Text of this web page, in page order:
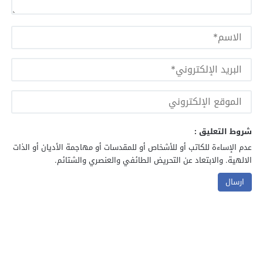
شروط التعليق :
عدم الإساءة للكاتب أو للأشخاص أو للمقدسات أو مهاجمة الأديان أو الذات
الالهية. والابتعاد عن التحريض الطائفي والعنصري والشتائم.